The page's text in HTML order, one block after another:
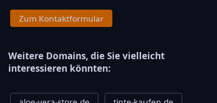
Zum Kontaktformular
Weitere Domains, die Sie vielleicht
interessieren könnten: